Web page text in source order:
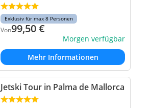
Exklusiv für max 8 Personen
Von99,50€
Morgen verfügbar
Mehr Informationen
Jetski Tour in Palma de Mallorca